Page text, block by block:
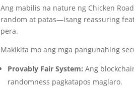
Ang mabilis na nature ng Chicken
random at patas—isang reassuring
pera.
Makikita mo ang mga pangunahing
Provably Fair System: Ang
randomness pagkatapos maglaro.